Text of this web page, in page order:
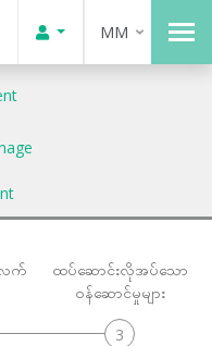
MM
က်
ထပ်ဆောင်းလိုအပ်သော
ဝန်ဆောင်မှုများ
3